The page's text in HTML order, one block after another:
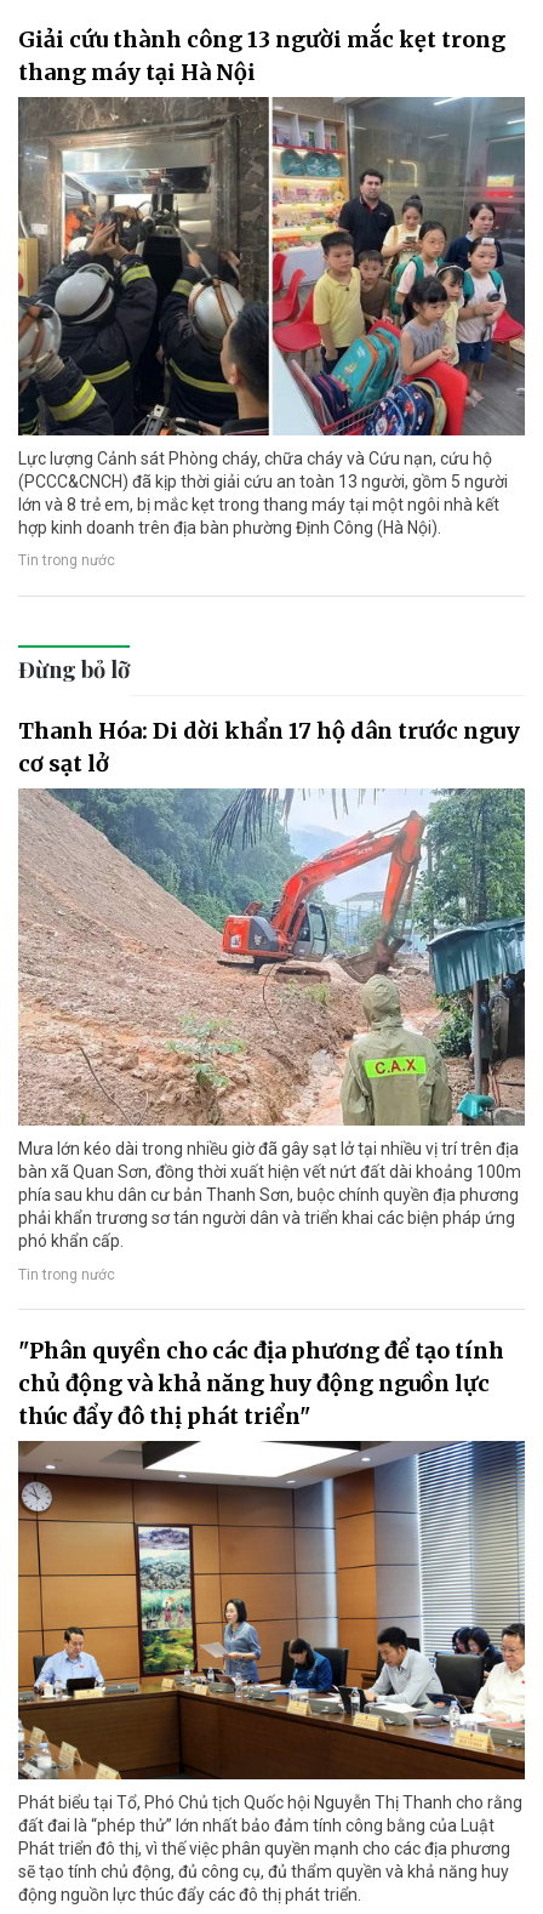
Giải cứu thành công 13 người mắc kẹt trong
thang máy tại Hà Nội
Lực lượng Cảnh sát Phòng cháy, chữa cháy và Cứu nạn, cứu hộ
(PCCC&CNCH) đã kịp thời giải cứu an toàn 13 người, gồm 5 người
lớn và 8 trẻ em, bị mắc kẹt trong thang máy tại một ngôi nhà kết
hợp kinh doanh trên địa bàn phường Định Công (Hà Nội).
Tin trong nước
Đừng bỏ lỡ
Thanh Hóa: Di dời khẩn 17 hộ dân trước nguy
cơ sạt lở
Mưa lớn kéo dài trong nhiều giờ đã gây sạt lở tại nhiều vị trí trên địa
bàn xã Quan Sơn, đồng thời xuất hiện vết nứt đất dài khoảng 100m
phía sau khu dân cư bản Thanh Sơn, buộc chính quyền địa phương
phải khẩn trương sơ tán người dân và triển khai các biện pháp ứng
phó khẩn cấp.
Tin trong nước
"Phân quyền cho các địa phương để tạo tính
chủ động và khả năng huy động nguồn lực
thúc đẩy đô thị phát triển"
Phát biểu tại Tổ, Phó Chủ tịch Quốc hội Nguyễn Thị Thanh cho rằng
đất đai là “phép thử” lớn nhất bảo đảm tính công bằng của Luật
Phát triển đô thị, vì thế việc phân quyền mạnh cho các địa phương
sẽ tạo tính chủ động, đủ công cụ, đủ thẩm quyền và khả năng huy
động nguồn lực thúc đẩy các đô thị phát triển.